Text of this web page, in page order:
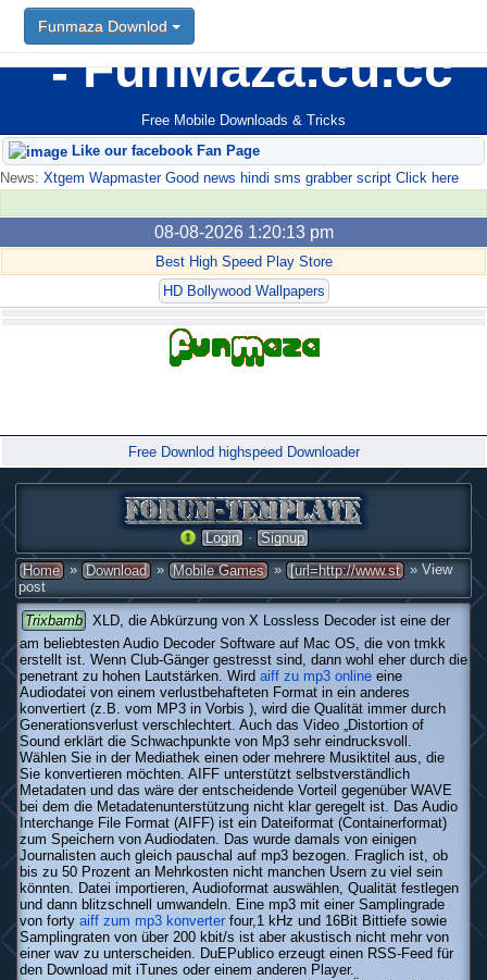
FunMaza.cu.cc
Free Mobile Downloads & Tricks
Funmaza Downlod
Like our facebook Fan Page
News: Xtgem Wapmaster Good news hindi sms grabber script Click here
08-08-2026 1:20:13 pm
Best High Speed Play Store
HD Bollywood Wallpapers
Free Downlod highspeed Downloader
Login · Signup
Home » Download » Mobile Games » [url=http://www.st » View
post
Trixbamb XLD, die Abkürzung von X Lossless Decoder ist eine der
am beliebtesten Audio Decoder Software auf Mac OS, die von tmkk
erstellt ist. Wenn Club-Gänger gestresst sind, dann wohl eher durch die
penetrant zu hohen Lautstärken. Wird aiff zu mp3 online eine
Audiodatei von einem verlustbehafteten Format in ein anderes
konvertiert (z.B. vom MP3 in Vorbis ), wird die Qualität immer durch
Generationsverlust verschlechtert. Auch das Video „Distortion of
Sound erklärt die Schwachpunkte von Mp3 sehr eindrucksvoll.
Wählen Sie in der Mediathek einen oder mehrere Musiktitel aus, die
Sie konvertieren möchten. AIFF unterstützt selbstverständlich
Metadaten und das wäre der entscheidende Vorteil gegenüber WAVE
bei dem die Metadatenunterstützung nicht klar geregelt ist. Das Audio
Interchange File Format (AIFF) ist ein Dateiformat (Containerformat)
zum Speichern von Audiodaten. Das wurde damals von einigen
Journalisten auch gleich pauschal auf mp3 bezogen. Fraglich ist, ob
bis zu 50 Prozent an Mehrkosten nicht manchen Usern zu viel sein
könnten. Datei importieren, Audioformat auswählen, Qualität festlegen
und dann blitzschnell umwandeln. Eine mp3 mit einer Samplingrade
von forty aiff zum mp3 konverter four,1 kHz und 16Bit Bittiefe sowie
Samplingraten von über 200 kbit/s ist aber akustisch nicht mehr von
einer wav zu unterscheiden. DuEPublico erzeugt einen RSS-Feed für
den Download mit iTunes oder einem anderen Player.